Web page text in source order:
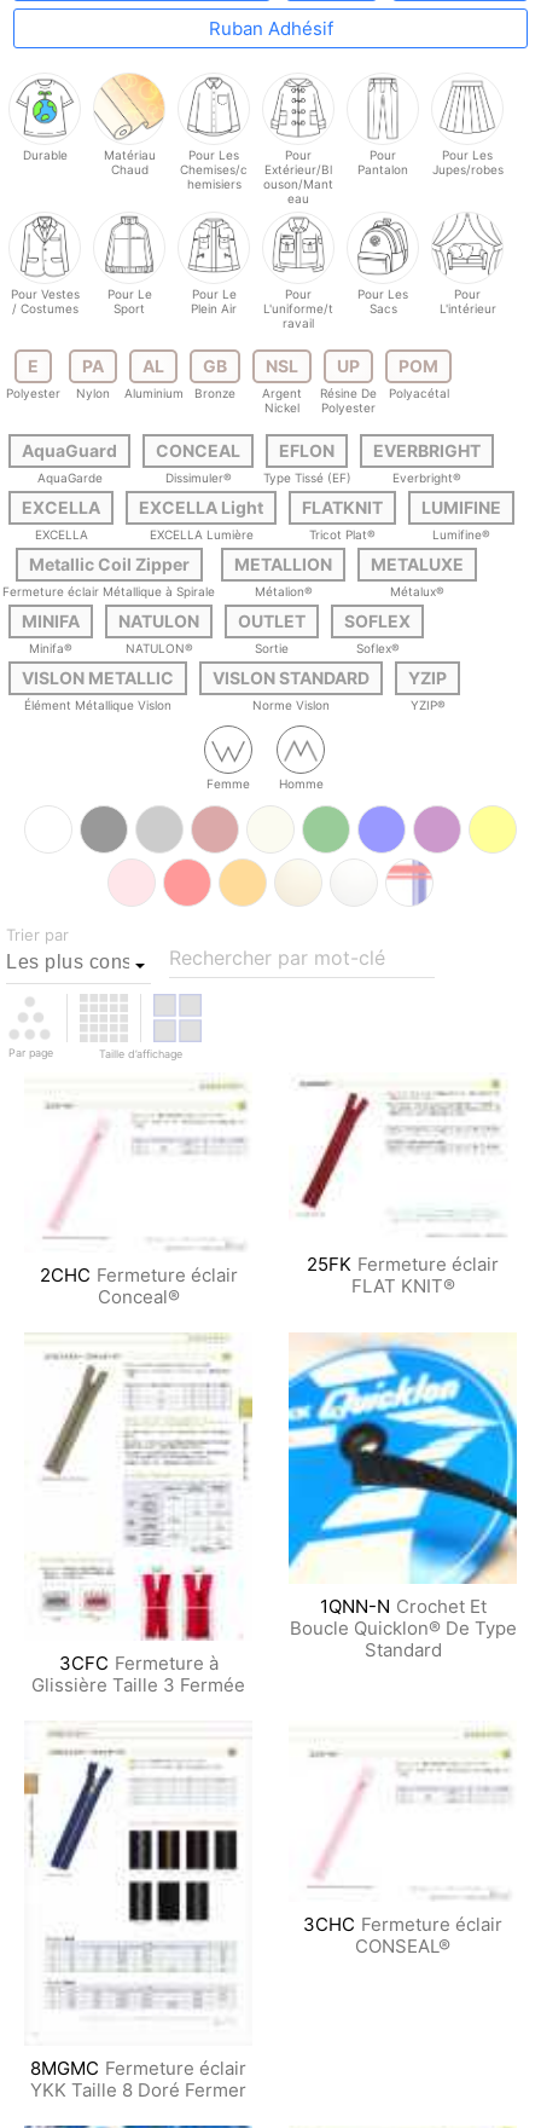
Ruban Adhésif
Durable
Matériau
Chaud
Pour Les
Chemises/c
hemisiers
Pour
Extérieur/Bl
ouson/Mant
eau
Pour
Pantalon
Pour Les
Jupes/robes
Pour Vestes
/ Costumes
Pour Le
Sport
Pour Le
Plein Air
Pour
L'uniforme/t
ravail
Pour Les
Sacs
Pour
L'intérieur
E
Polyester
PA
Nylon
AL
Aluminium
GB
Bronze
NSL
Argent
Nickel
UP
Résine De
Polyester
POM
Polyacétal
AquaGuard
AquaGarde
CONCEAL
Dissimuler®
EFLON
Type Tissé (EF)
EVERBRIGHT
Everbright®
EXCELLA
EXCELLA
EXCELLA Light
EXCELLA Lumière
FLATKNIT
Tricot Plat®
LUMIFINE
Lumifine®
Metallic Coil Zipper
Fermeture éclair Métallique à Spirale
METALLION
Métalion®
METALUXE
Métalux®
MINIFA
Minifa®
NATULON
NATULON®
OUTLET
Sortie
SOFLEX
Soflex®
VISLON METALLIC
Élément Métallique Vislon
VISLON STANDARD
Norme Vislon
YZIP
YZIP®
Femme Homme
Trier par
Rechercher par mot-clé
Par page Taille d’affichage
2CHC Fermeture éclair
Conceal®
25FK Fermeture éclair
FLAT KNIT®
3CFC Fermeture à
Glissière Taille 3 Fermée
1QNN-N Crochet Et
Boucle Quicklon® De Type
Standard
8MGMC Fermeture éclair
YKK Taille 8 Doré Fermer
3CHC Fermeture éclair
CONSEAL®